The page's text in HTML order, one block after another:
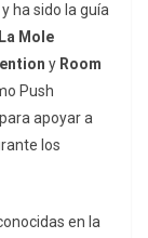
ha sido la guía
La Mole
y Room
Push
apoyar a
los
en la